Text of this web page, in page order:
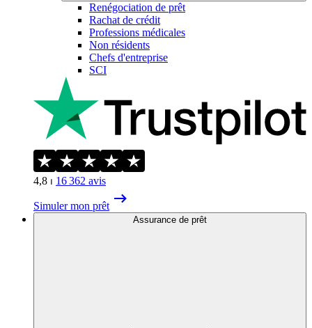
Renégociation de prêt
Rachat de crédit
Professions médicales
Non résidents
Chefs d'entreprise
SCI
4,8 ⏐ 16 362 avis
Simuler mon prêt
Assurance de prêt